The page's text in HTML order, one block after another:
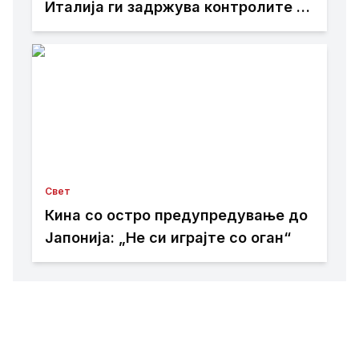
Италија ги задржува контролите со
Шпанија
Свет
Кина со остро предупредување до
Јапонија: „Не си играјте со оган“